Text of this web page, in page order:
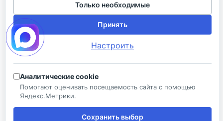
© 2026 ИП Сибирцев И. В.
Политика в отношении песональных
данных
Только необходимые
Принять
Настроить
Аналитические cookie
Помогают оценивать посещаемость сайта с помощью
Яндекс.Метрики.
Сохранить выбор